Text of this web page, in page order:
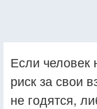
Если человек
риск за свои
не годятся,